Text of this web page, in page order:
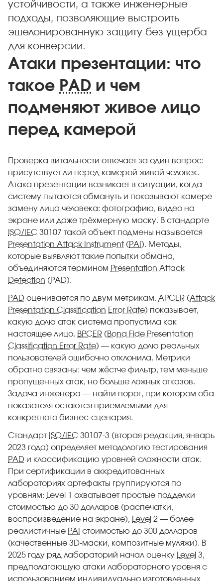
устойчивости, а также инженерные
подходы, позволяющие выстроить
эшелонированную защиту без ущерба
для конверсии.
Атаки презентации: что
такое PAD и чем
подменяют живое лицо
перед камерой
Проверка витальности отвечает за один вопрос:
присутствует ли перед камерой живой человек.
Атака презентации возникает в ситуации, когда
систему пытаются обмануть и показывают камере
замену лица человека: фотографию, видео на
экране или даже трёхмерную маску. В стандарте
ISO/IEC 30107 такой объект подмены называется
Presentation Attack Instrument(PAI ). Методы,
которые выявляют такие попытки обмана,
объединяются термином Presentation Attack
Detection (PAD).
PAD оценивается по двум метрикам. APCER (Attack
Presentation Classification Error Rate) показывает,
какую долю атак система пропустила как
настоящее лицо. BPCER (Bona Fide Presentation
Classification Error Rate) — какую долю реальных
пользователей ошибочно отклонила. Метрики
обратно связаны: чем жёстче фильтр, тем меньше
пропущенных атак, но больше ложных отказов.
Задача инженера — найти порог, при котором оба
показателя остаются приемлемыми для
конкретного бизнес-сценария.
Стандарт ISO/IEC 30107-3 (вторая редакция, январь
2023 года) определяет методологию тестирования
PAD и классификацию уровней сложности атак.
При сертификации в аккредитованных
лабораториях артефакты группируются по
уровням:
Level
1 охватывает простые подделки
стоимостью до 30 долларов (распечатки,
воспроизведение на экране),
Level 2 — более
реалистичные PAI стоимостью до 300 долларов
(качественные 3D-маски, композитные муляжи). В
2025 году ряд лабораторий начал оценку
Level 3,
предполагающую атаки лабораторного уровня с
использованием индивидуально изготовленных